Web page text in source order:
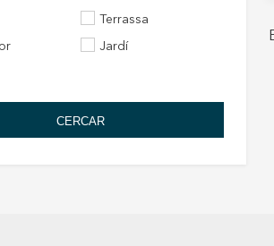
Terrassa
Jardí
CERCAR